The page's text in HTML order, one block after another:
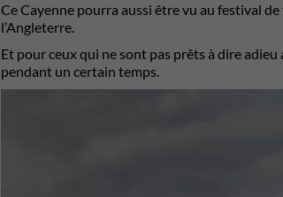
Ce Cayenne pourra aussi être vu au festival
l’Angleterre.
Et pour ceux qui ne sont pas prêts à dire
pendant un certain temps.